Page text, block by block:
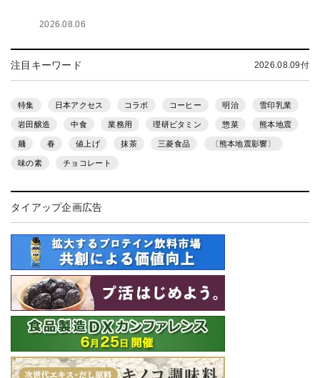
2026.08.06
注目キーワード 2026.08.09付
特集 日本アクセス コラボ コーヒー 明治 雪印乳業
岩田醸造 中食 業務用 理研ビタミン 惣菜 熊本地震
麺 春 値上げ 抹茶 三菱食品 〔熊本地震影響〕
味の素 チョコレート
タイアップ企画広告